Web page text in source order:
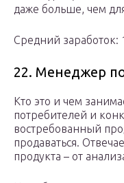
даже больше, чем
Средний заработок:
22. Менеджер
Кто это и чем
потребителей и
востребованный
продаваться.
продукта – от